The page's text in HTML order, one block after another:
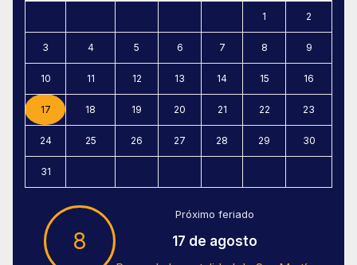
1 2
3 4 5 6 7 8 9
10 11 12 13 14 15 16
17 18 19 20 21 22 23
24 25 26 27 28 29 30
31
8
Próximo feriado
17 de agosto